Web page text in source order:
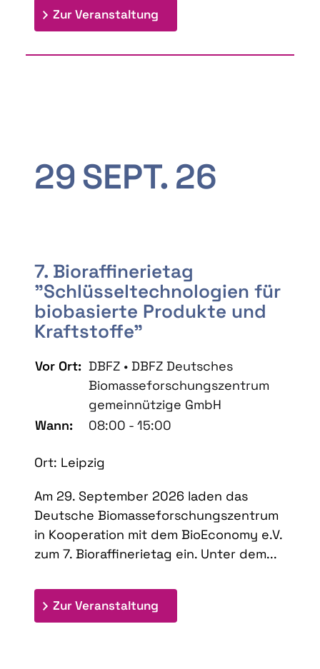
Zur Veranstaltung
29SEPT. 26
7. Bioraffinerietag
"Schlüsseltechnologien für
biobasierte Produkte und
Kraftstoffe"
Vor Ort: DBFZ • DBFZ Deutsches
Biomasseforschungszentrum
gemeinnützige GmbH
Wann:
08:00 - 15:00
Ort: Leipzig
Am 29. September 2026 laden das
Deutsche Biomasseforschungszentrum
in Kooperation mit dem BioEconomy e.V.
zum 7. Bioraffinerietag ein. Unter dem...
Zur Veranstaltung